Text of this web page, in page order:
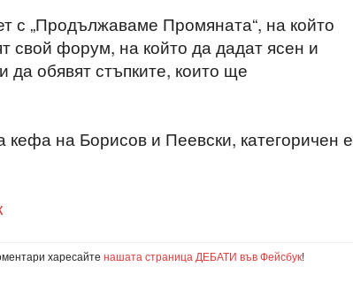
с „Продължаваме Промяната“, на който
свой форум, на който да дадат ясен и
да обявят стъпките, които ще
на Борисов и Пеевски, категоричен е
харесайте нашата страница ДЕБАТИ във Фейсбук!